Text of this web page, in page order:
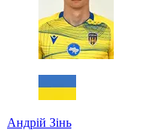
Андрій Зінь